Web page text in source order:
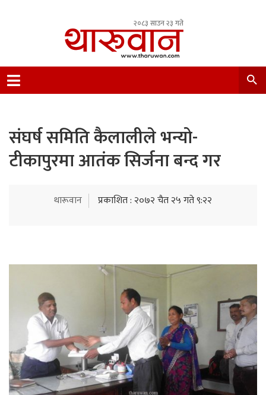
२०८३ साउन २३ गते
Nepal.
संघर्ष समिति कैलालीले भन्यो-
टीकापुरमा आतंक सिर्जना बन्द गर
थारूवान प्रकाशित : २०७२ चैत २५ गते ९:२२